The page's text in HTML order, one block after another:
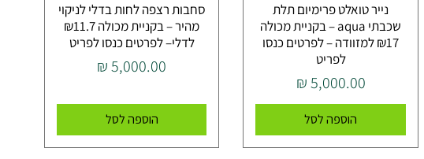
נייר טואלט פרימיום תלת
שכבתי aqua – בקניית מכולה
₪17 למזוודה – לפרטים כנסו
לפריט
מחיר
הוספה לסל
סחבות רצפה לחות בדלי לניקוי
מהיר – בקניית מכולה ₪11.7
לדלי– לפרטים כנסו לפריט
מחיר
הוספה לסל